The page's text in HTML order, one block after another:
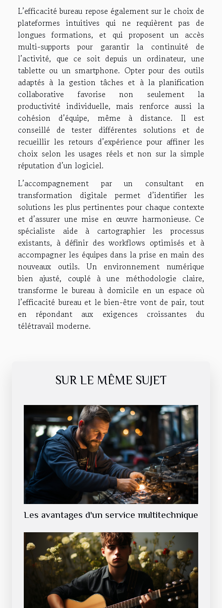
L’efficacité bureau repose également sur le choix de
plateformes intuitives qui ne requièrent pas de
longues formations, et qui proposent un accès
multi-supports pour garantir la continuité de
l’activité, que ce soit depuis un ordinateur, une
tablette ou un smartphone. Opter pour des outils
adaptés à la gestion tâches et à la planification
collaborative favorise non seulement la
productivité individuelle, mais renforce aussi la
cohésion d’équipe, même à distance. Il est
conseillé de tester différentes solutions et de
recueillir les retours d’expérience pour affiner les
choix selon les usages réels et non sur la simple
réputation d’un logiciel.
L’accompagnement par un consultant en
transformation digitale permet d’identifier les
solutions les plus pertinentes pour chaque contexte
et d’assurer une mise en œuvre harmonieuse. Ce
spécialiste aide à cartographier les processus
existants, à définir des workflows optimisés et à
accompagner les équipes dans la prise en main des
nouveaux outils. Un environnement numérique
bien ajusté, couplé à une méthodologie claire,
transforme le bureau à domicile en un espace où
l’efficacité bureau et le bien-être vont de pair, tout
en répondant aux exigences croissantes du
télétravail moderne.
SUR LE MÊME SUJET
Les avantages d'un service multitechnique